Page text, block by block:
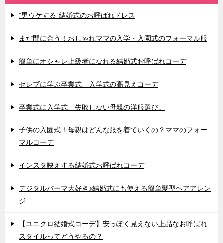
”男ウケする”結婚式のお呼ばれドレス
まだ間に合う！おしゃれママの入学・入園式のフォーマル服
簡単にオシャレ上級者になれる結婚式お呼ばれコーデ
セレブに学ぶ卒業式、入学式の高見えコーデ
卒業式に入学式、失敗しない母親の洋服選び。
子供の入園式！母親はどんな服を着ていくの？ママのフォー
マルコーデ
インスタ映えする結婚式お呼ばれコーデ
デジタルパーマ大好き♪結婚式にも使える簡単髪型ヘアアレン
ジ
【ユニクロ結婚式コーデ】安っぽく見えない上品なお呼ばれ
スタイルってどうやるの？